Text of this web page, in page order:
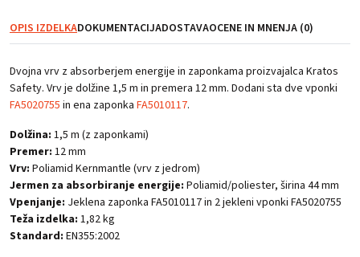
in
količina
OPIS IZDELKADOKUMENTACIJADOSTAVAOCENE IN MNENJA (0)
Dvojna vrv z absorberjem energije in zaponkama proizvajalca Kratos
Safety. Vrv je dolžine 1,5 m in premera 12 mm. Dodani sta dve vponki
FA5020755 in ena zaponka FA5010117.
Dolžina: 1,5 m (z zaponkami)
Premer: 12 mm
Vrv: Poliamid Kernmantle (vrv z jedrom)
Jermen za absorbiranje energije: Poliamid/poliester, širina 44 mm
Vpenjanje: Jeklena zaponka FA5010117 in 2 jekleni vponki FA5020755
Teža izdelka: 1,82 kg
Standard: EN355:2002